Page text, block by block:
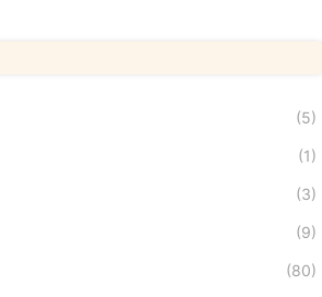
(5)
(1)
(3)
(9)
(80)